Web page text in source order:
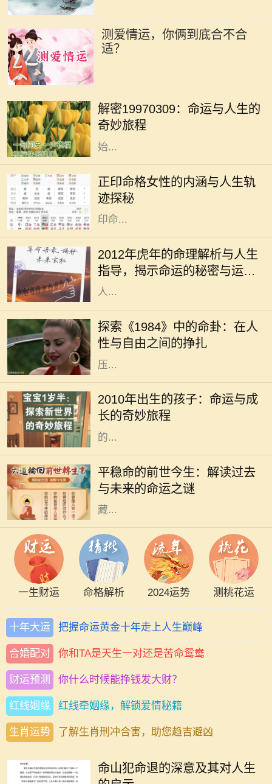
测爱情运，你俩到底合不合
适？
解密19970309：命运与人生的
奇妙旅程
日期承载着独特的象征意义。1997年
3月9日，这一天不仅仅是一个普普通
通的日子，更是象征着某种命运的开
始...
正印命格女性的内涵与人生轨
迹探秘
正印命格在八字命理中，是一种被视
为吉祥的命格类型，尤其对女性而
言，具有独特的象征意义。正印通常
代表着母亲、智慧与情感，对处于正
印命...
2012年虎年的命理解析与人生
指导，揭示命运的秘密与运势
的变化
在中国传统文化中，生肖文化有着深
厚的根基，特别是对于每一年出生的
孩子，大家都十分关注他们的命理与
性格特征。2012年是壬辰年，属虎的
人...
探索《1984》中的命卦：在人
性与自由之间的挣扎
《1984》是乔治·奥威尔所著的一部
经典反乌托邦小说，故事设定在一个
极权主义高度控制的社会中。在这个
社会中，个人的自由被巨大的监控和
压...
2010年出生的孩子：命运与成
长的奇妙旅程
2010年，对于许多家庭而言，是一个
充满希望与期待的年份。这一年出生
的孩子，恰如其分地承载了新时代的
特质。今天，我们不仅探讨这些孩子
的...
平稳命的前世今生：解读过去
与未来的命运之谜
每个人都想知道自己的命运如何，尤
其是那些平稳命的人。他们往往生活
安稳，事业顺利，不会遇到太多的波
折与挑战。然而，这种命运背后又蕴
藏...
一生财运 命格解析 2024运势 测桃花运
十年大运 把握命运黄金十年走上人生巅峰
合婚配对 你和TA是天生一对还是苦命鸳鸯
财运预测 你什么时候能挣钱发大财？
红线姻缘 红线牵姻缘，解锁爱情秘籍
生肖运势 了解生肖刑冲合害，助您趋吉避凶
命山犯命退的深意及其对人生
在中华传统文化中，命理学是一门神
命运走向，还揭示了人与天地之间的